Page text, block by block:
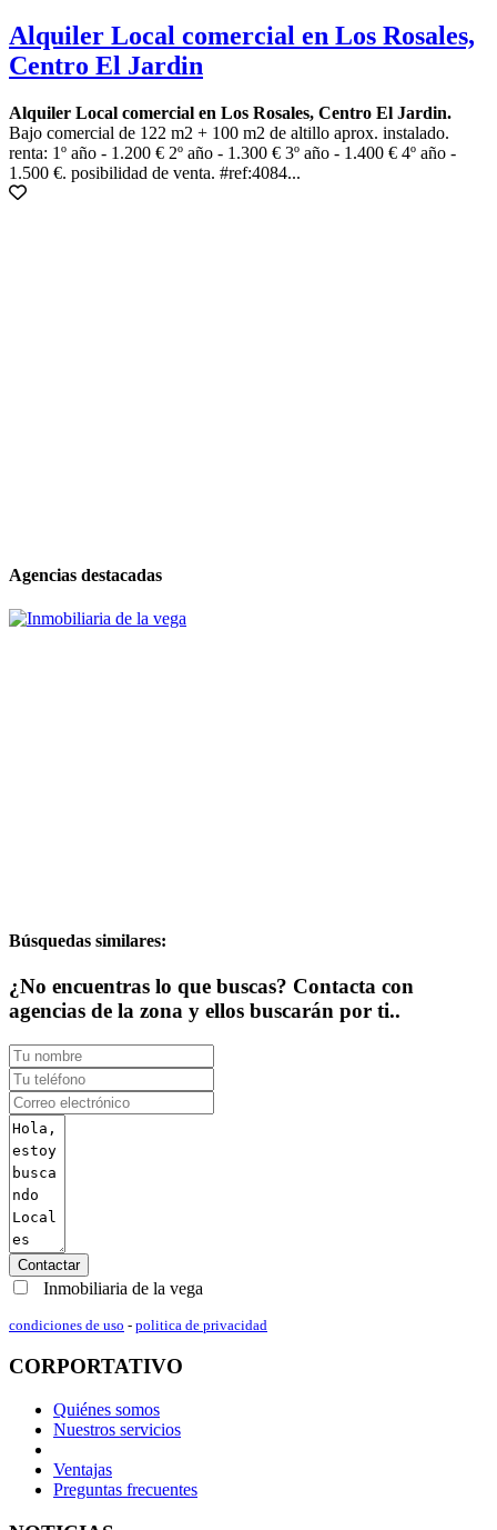
Alquiler Local comercial en Los Rosales,
Centro El Jardin
Alquiler Local comercial en Los Rosales, Centro El Jardin.
Bajo comercial de 122 m2 + 100 m2 de altillo aprox. instalado.
renta: 1º año - 1.200 € 2º año - 1.300 € 3º año - 1.400 € 4º año -
1.500 €. posibilidad de venta. #ref:4084...
Agencias destacadas
Búsquedas similares:
¿No encuentras lo que buscas? Contacta con
agencias de la zona y ellos buscarán por ti..
Contactar
Inmobiliaria de la vega
condiciones de uso - politica de privacidad
CORPORTATIVO
Quiénes somos
Nuestros servicios
Ventajas
Preguntas frecuentes